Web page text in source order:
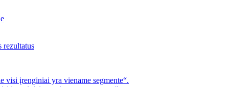
rezultatus
visi įrenginiai yra viename segmente“.